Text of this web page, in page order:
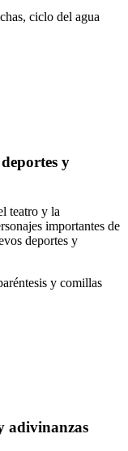
ciclo del agua
y
teatro y la
importantes de
deportes y
y comillas
adivinanzas